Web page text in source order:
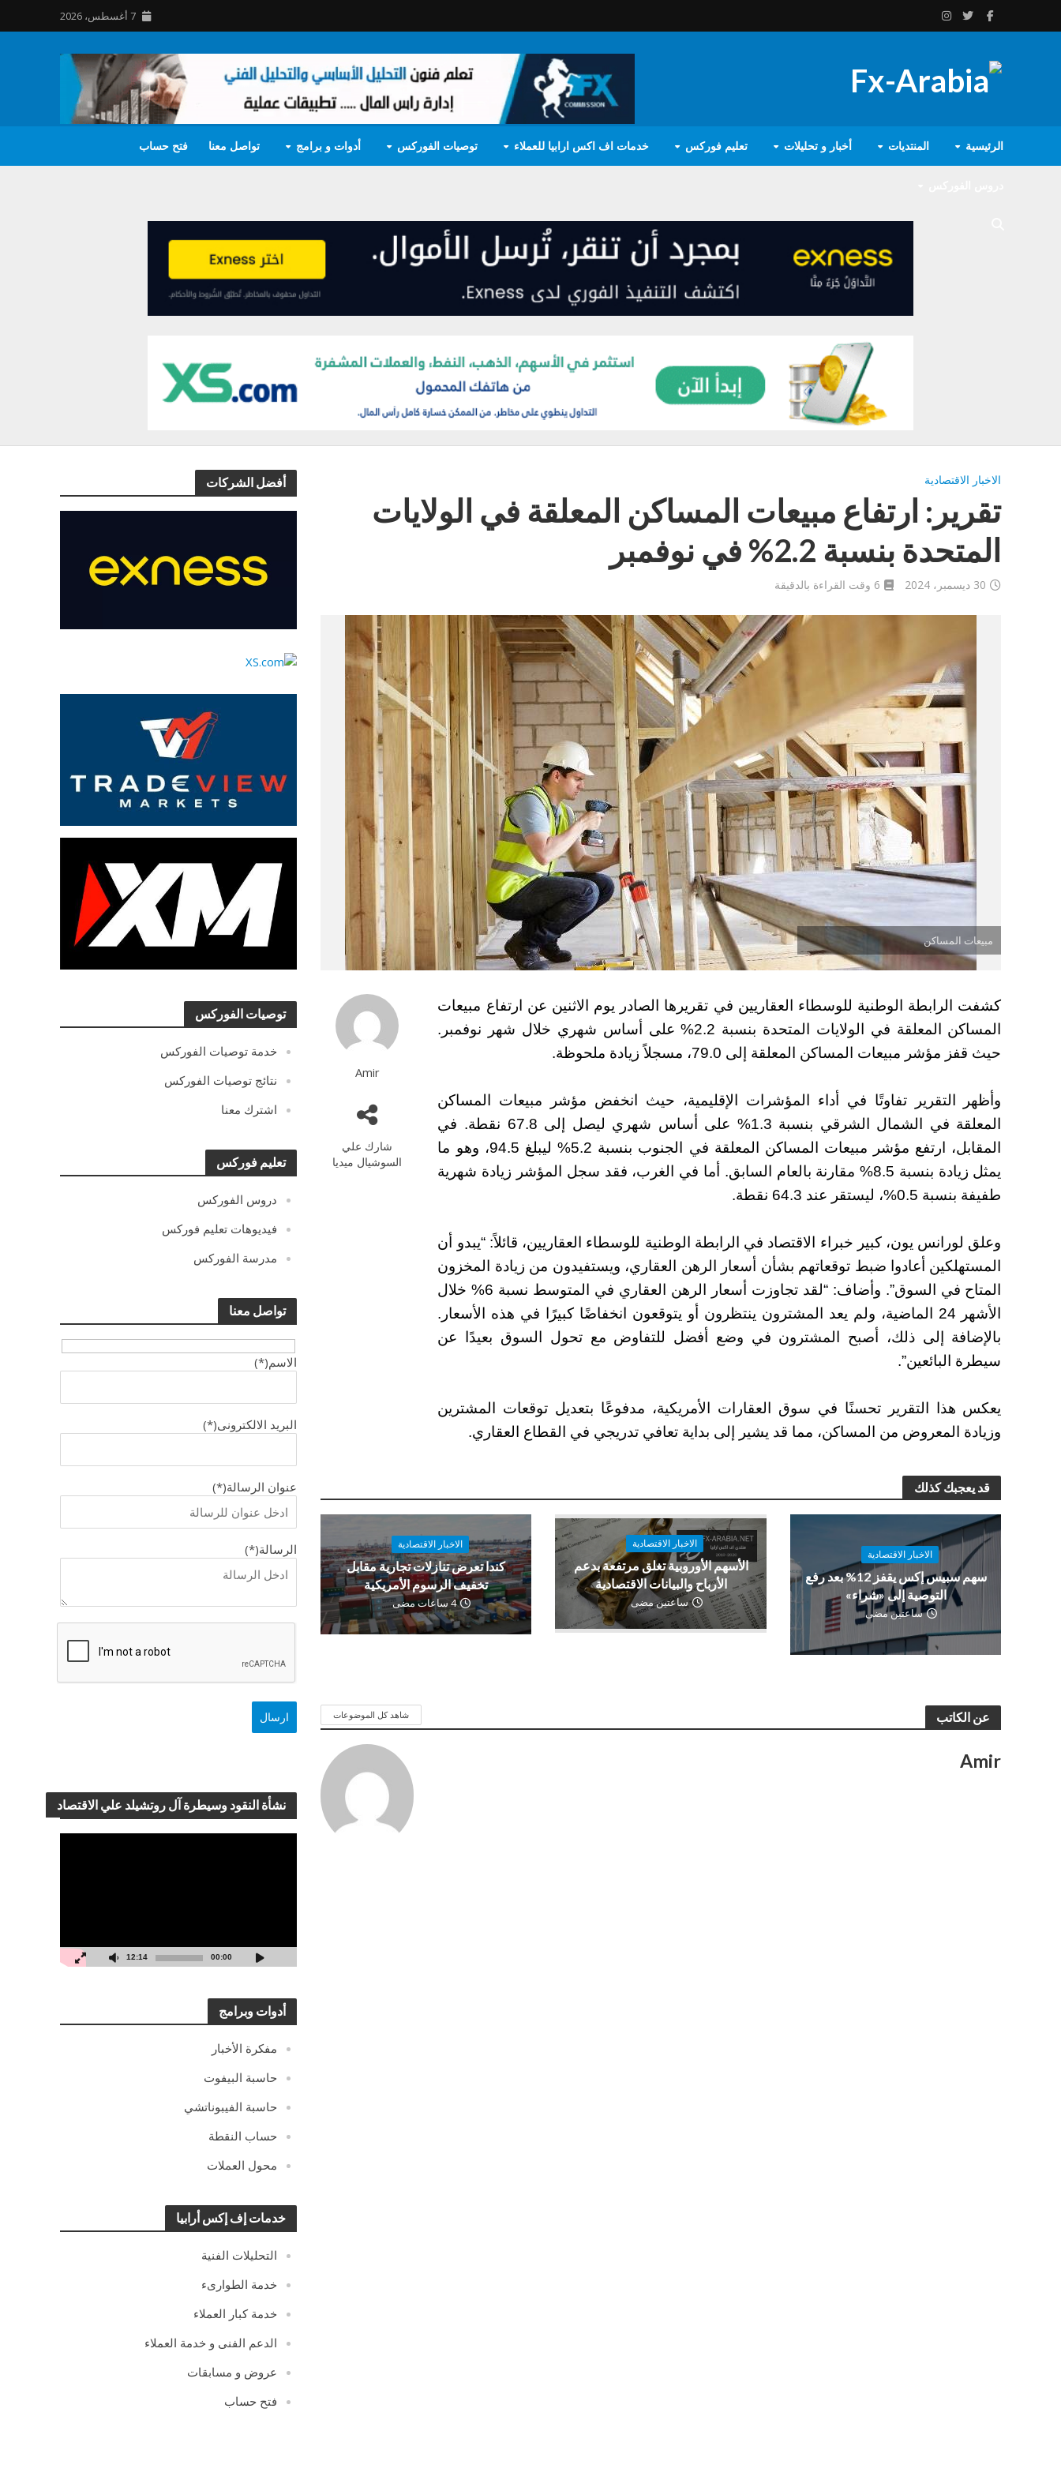
7 أغسطس، 2026
الرئيسية المنتديات أخبار و تحليلات تعليم فوركس خدمات اف اكس ارابيا للعملاء توصيات الفوركس أدوات و برامج تواصل معنا فتح حساب
أفضل الشركات
توصيات الفوركس
خدمة توصيات الفوركس
نتائج توصيات الفوركس
اشترك معنا
تعليم فوركس
دروس الفوركس
فيديوهات تعليم فوركس
مدرسة الفوركس
تواصل معنا
الاسم(*)
البريد الالكترونى(*)
عنوان الرسالة(*)
الرسالة(*)
نشأة النقود وسيطرة آل روتشيلد علي الاقتصاد
00:00
12:14
أدوات وبرامج
مفكرة الأخبار
حاسبة البيفوت
حاسبة الفيبوناتشي
حساب النقطة
محول العملات
خدمات إف إكس أرابيا
التحليلات الفنية
خدمة الطوارىء
خدمة كبار العملاء
الدعم الفنى و خدمة العملاء
عروض و مسابقات
فتح حساب
الاخبار الاقتصادية
تقرير: ارتفاع مبيعات المساكن المعلقة في الولايات
المتحدة بنسبة 2.2% في نوفمبر
30 ديسمبر، 2024 6 وقت القراءة بالدقيقة
مبيعات المساكن
Amir
شارك علي
السوشيال ميديا
كشفت الرابطة الوطنية للوسطاء العقاريين في تقريرها الصادر يوم الاثنين عن ارتفاع مبيعات
المساكن المعلقة في الولايات المتحدة بنسبة 2.2% على أساس شهري خلال شهر نوفمبر.
حيث قفز مؤشر مبيعات المساكن المعلقة إلى 79.0، مسجلاً زيادة ملحوظة.
وأظهر التقرير تفاوتًا في أداء المؤشرات الإقليمية، حيث انخفض مؤشر مبيعات المساكن
المعلقة في الشمال الشرقي بنسبة 1.3% على أساس شهري ليصل إلى 67.8 نقطة. في
المقابل، ارتفع مؤشر مبيعات المساكن المعلقة في الجنوب بنسبة 5.2% ليبلغ 94.5، وهو ما
يمثل زيادة بنسبة 8.5% مقارنة بالعام السابق. أما في الغرب، فقد سجل المؤشر زيادة شهرية
طفيفة بنسبة 0.5%، ليستقر عند 64.3 نقطة.
وعلق لورانس يون، كبير خبراء الاقتصاد في الرابطة الوطنية للوسطاء العقاريين، قائلاً: “يبدو أن
المستهلكين أعادوا ضبط توقعاتهم بشأن أسعار الرهن العقاري، ويستفيدون من زيادة المخزون
المتاح في السوق”. وأضاف: “لقد تجاوزت أسعار الرهن العقاري في المتوسط ​​نسبة 6% خلال
الأشهر 24 الماضية، ولم يعد المشترون ينتظرون أو يتوقعون انخفاضًا كبيرًا في هذه الأسعار.
بالإضافة إلى ذلك، أصبح المشترون في وضع أفضل للتفاوض مع تحول السوق بعيدًا عن
سيطرة البائعين”.
يعكس هذا التقرير تحسنًا في سوق العقارات الأمريكية، مدفوعًا بتعديل توقعات المشترين
وزيادة المعروض من المساكن، مما قد يشير إلى بداية تعافي تدريجي في القطاع العقاري.
قد يعجبك كذلك
الاخبار الاقتصادية
سهم سبيس إكس يقفز 12% بعد رفع
التوصية إلى «شراء»
ساعتين مضى
الاخبار الاقتصادية
الأسهم الأوروبية تغلق مرتفعة بدعم
الأرباح والبيانات الاقتصادية
ساعتين مضى
الاخبار الاقتصادية
كندا تعرض تنازلات تجارية مقابل
تخفيف الرسوم الأمريكية
4 ساعات مضى
عن الكاتب شاهد كل الموضوعات
Amir